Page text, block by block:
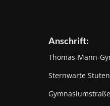
Anschrift:
Thomas-Mann-
Sternwarte